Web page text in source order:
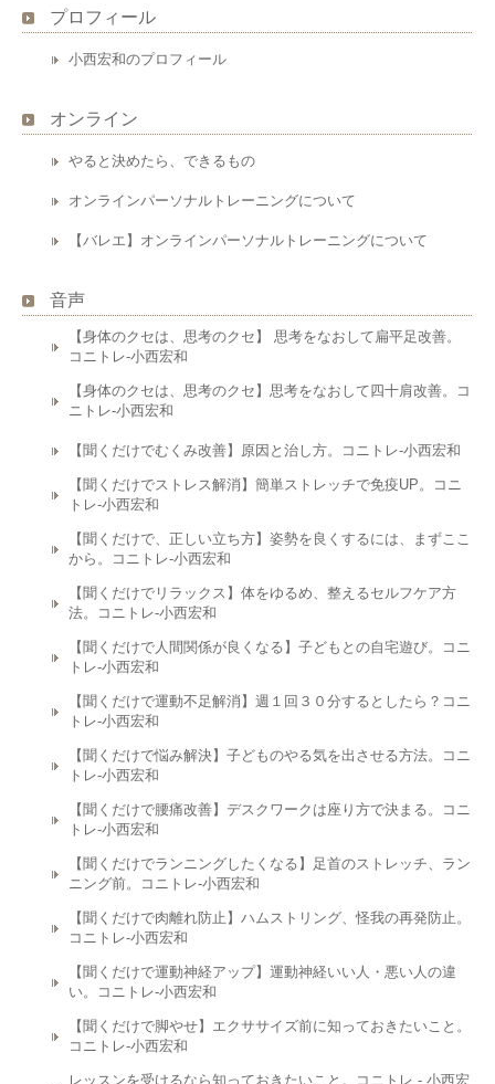
プロフィール
小西宏和のプロフィール
オンライン
やると決めたら、できるもの
オンラインパーソナルトレーニングについて
【バレエ】オンラインパーソナルトレーニングについて
音声
【身体のクセは、思考のクセ】 思考をなおして扁平足改善。
コニトレ-小西宏和
【身体のクセは、思考のクセ】思考をなおして四十肩改善。コ
ニトレ-小西宏和
【聞くだけでむくみ改善】原因と治し方。コニトレ-小西宏和
【聞くだけでストレス解消】簡単ストレッチで免疫UP。コニ
トレ-小西宏和
【聞くだけで、正しい立ち方】姿勢を良くするには、まずここ
から。コニトレ-小西宏和
【聞くだけでリラックス】体をゆるめ、整えるセルフケア方
法。コニトレ-小西宏和
【聞くだけで人間関係が良くなる】子どもとの自宅遊び。コニ
トレ-小西宏和
【聞くだけで運動不足解消】週１回３０分するとしたら？コニ
トレ-小西宏和
【聞くだけで悩み解決】子どものやる気を出させる方法。コニ
トレ-小西宏和
【聞くだけで腰痛改善】デスクワークは座り方で決まる。コニ
トレ-小西宏和
【聞くだけでランニングしたくなる】足首のストレッチ、ラン
ニング前。コニトレ-小西宏和
【聞くだけで肉離れ防止】ハムストリング、怪我の再発防止。
コニトレ-小西宏和
【聞くだけで運動神経アップ】運動神経いい人・悪い人の違
い。コニトレ-小西宏和
【聞くだけで脚やせ】エクササイズ前に知っておきたいこと。
コニトレ-小西宏和
レッスンを受けるなら知っておきたいこと。コニトレ - 小西宏